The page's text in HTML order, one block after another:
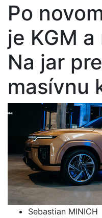
Po
je KGM
Na jar
masívnu
Sebastian MINICH